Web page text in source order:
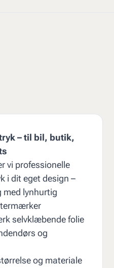
– til bil, butik,
vi professionelle
i dit eget design –
med lynhurtig
selvklæbende folie
og
og materiale